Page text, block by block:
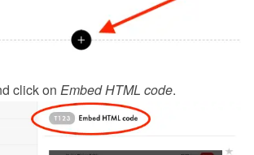
click on Embed HTML code.